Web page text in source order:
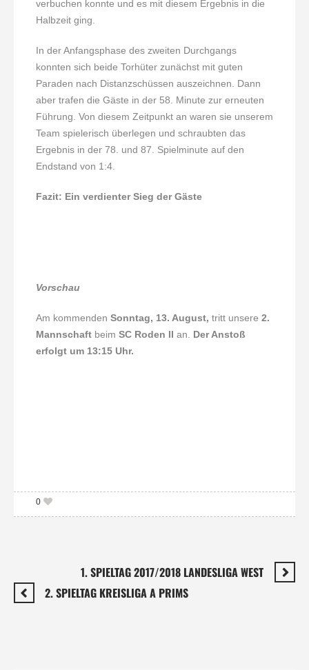
verbuchen konnte und es mit diesem Ergebnis in die
Halbzeit ging.
In der Anfangsphase des zweiten Durchgangs
konnten sich beide Torhüter zunächst mit guten
Paraden nach Distanzschüssen auszeichnen. Dann
aber trafen die Gäste in der 58. Minute zur erneuten
Führung. Von diesem Zeitpunkt an waren sie unserem
Team spielerisch überlegen und schraubten das
Ergebnis in der 78. und 87. Spielminute auf den
Endstand von 1:4.
Fazit: Ein verdienter Sieg der Gäste
Vorschau
Am kommenden Sonntag, 13. August, tritt unsere 2.
Mannschaft beim SC Roden II an. Der Anstoß
erfolgt um 13:15 Uhr.
0
1. SPIELTAG 2017/2018 LANDESLIGA WEST
2. SPIELTAG KREISLIGA A PRIMS